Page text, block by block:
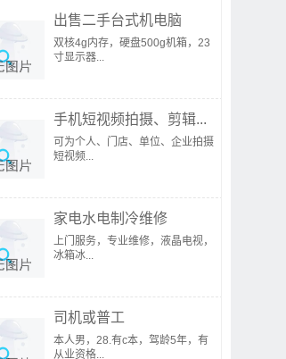
出售二手台式机电脑
双核4g内存，硬盘500g机箱，23
寸显示器...
手机短视频拍摄、剪辑...
可为个人、门店、单位、企业拍摄
短视频...
家电水电制冷维修
上门服务，专业维修，液晶电视，
冰箱冰...
司机或普工
本人男，28.有c本，驾龄5年，有
从业资格...